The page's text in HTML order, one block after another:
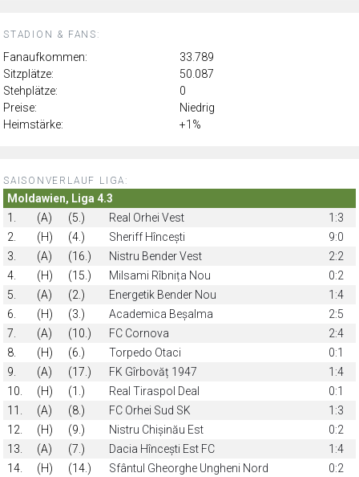
STADION & FANS:
Fanaufkommen:
33.789
Sitzplätze:
50.087
Stehplätze:
0
Preise:
Niedrig
Heimstärke:
+1%
SAISONVERLAUF LIGA:
Moldawien, Liga 4.3
1.
(A) (5.) Real Orhei Vest
1:3
2.
(H) (4.) Sheriff Hîncești
9:0
3.
(A) (16.) Nistru Bender Vest
2:2
4.
(H) (15.) Milsami Rîbnița Nou
0:2
5.
(A) (2.) Energetik Bender Nou
1:4
6.
(H) (3.) Academica Beșalma
2:5
7.
(A) (10.) FC Cornova
2:4
8.
(H) (6.) Torpedo Otaci
0:1
9.
(A) (17.) FK Gîrbovăț 1947
1:4
10.
(H) (1.) Real Tiraspol Deal
0:1
11.
(A) (8.) FC Orhei Sud SK
1:3
12.
(H) (9.) Nistru Chișinău Est
0:2
13.
(A) (7.) Dacia Hîncești Est FC
1:4
14.
(H) (14.) Sfântul Gheorghe Ungheni Nord
0:2